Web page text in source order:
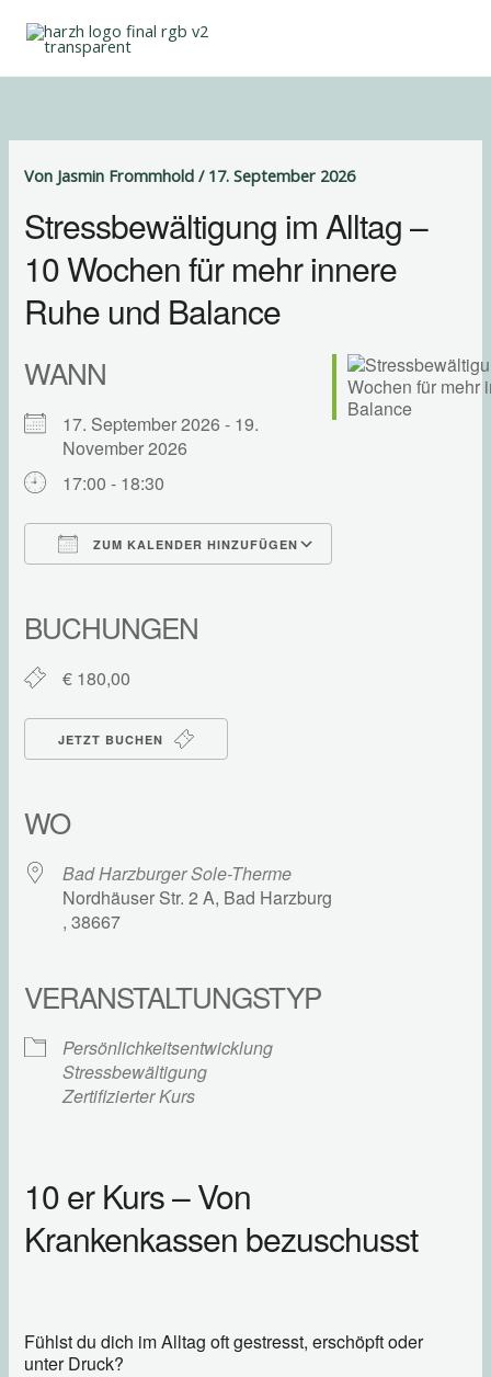
Inhalt
springen
Von Jasmin Frommhold/ 17. September 2026
Stressbewältigung im Alltag –
10 Wochen für mehr innere
Ruhe und Balance
WANN
17. September 2026 - 19.
November 2026
17:00 - 18:30
ZUM KALENDER HINZUFÜGEN
BUCHUNGEN
€ 180,00
JETZT BUCHEN
WO
Bad Harzburger Sole-Therme
Nordhäuser Str. 2 A, Bad Harzburg
, 38667
VERANSTALTUNGSTYP
Persönlichkeitsentwicklung
Stressbewältigung
Zertifizierter Kurs
10 er Kurs – Von
Krankenkassen bezuschusst
Fühlst du dich im Alltag oft gestresst, erschöpft oder
unter Druck?